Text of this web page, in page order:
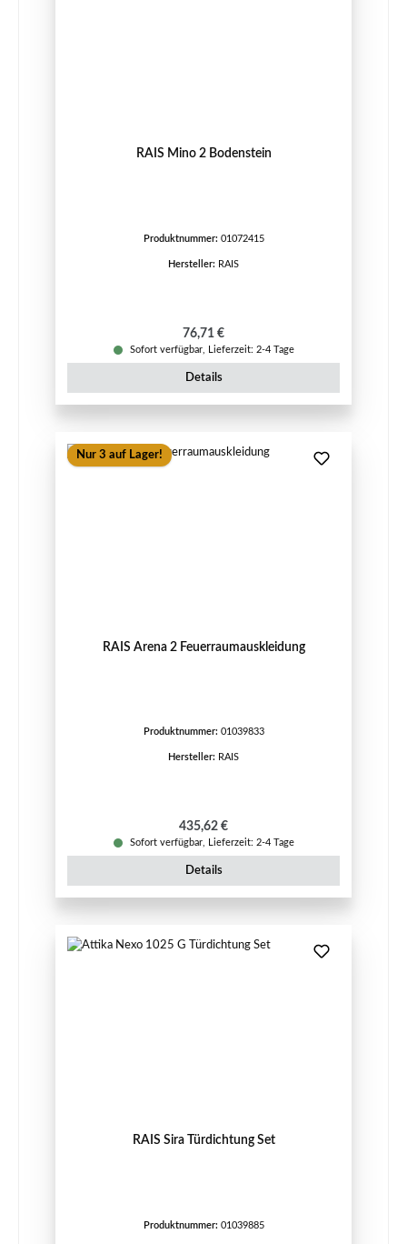
RAIS Mino 2 Bodenstein
Produktnummer: 01072415
Hersteller: RAIS
Regulärer Preis:
76,71 €
Sofort verfügbar, Lieferzeit: 2-4 Tage
Details
Nur 3 auf Lager!
RAIS Arena 2 Feuerraumauskleidung
Produktnummer: 01039833
Hersteller: RAIS
Regulärer Preis:
435,62 €
Sofort verfügbar, Lieferzeit: 2-4 Tage
Details
RAIS Sira Türdichtung Set
Produktnummer: 01039885